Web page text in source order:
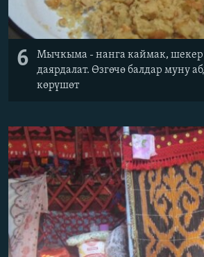
6
Мычкыма - нанга каймак, шекер
даярдалат. Өзгөчө балдар муну
көрүшөт